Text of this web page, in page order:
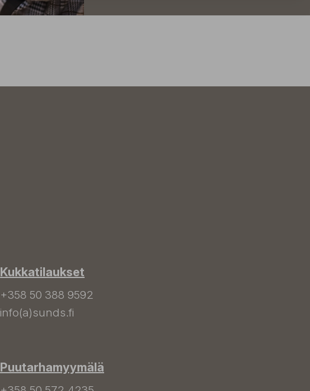
Kukkatilaukset
+358 50 388 9592
info(a)sunds.fi
Puutarhamyymälä